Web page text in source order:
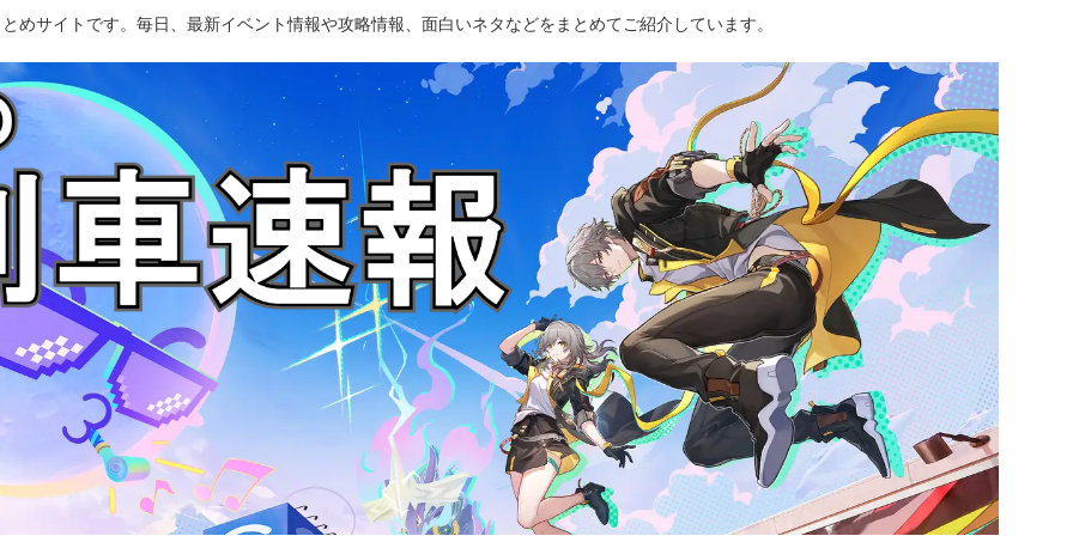
めサイトです。毎日、最新イベント情報や攻略情報、面白いネタなどをまとめてご紹介しています。